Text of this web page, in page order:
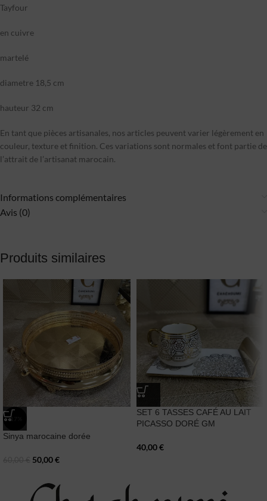
Tayfour
en cuivre
martelé
diametre 18,5 cm
hauteur 32 cm
En tant que pièces artisanales, nos articles peuvent varier légèrement en
couleur, texture et finition. Ces variations sont normales et font partie de
l’attrait de l’artisanat marocain.
Informations complémentaires
Avis (0)
Produits similaires
-17%
Sinya marocaine dorée
50,00€
SET 6 TASSES CAFÉ AU LAIT
PICASSO DORÉ GM
40,00€